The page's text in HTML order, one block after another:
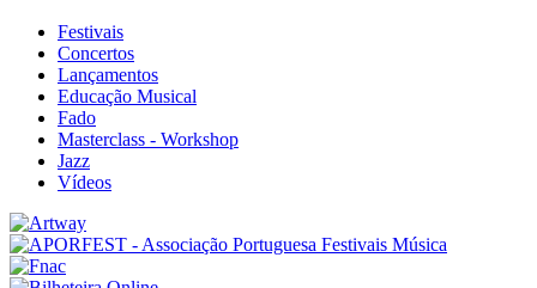
Festivais
Concertos
Lançamentos
Educação Musical
Fado
Masterclass - Workshop
Jazz
Vídeos